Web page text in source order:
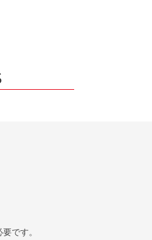
要です。